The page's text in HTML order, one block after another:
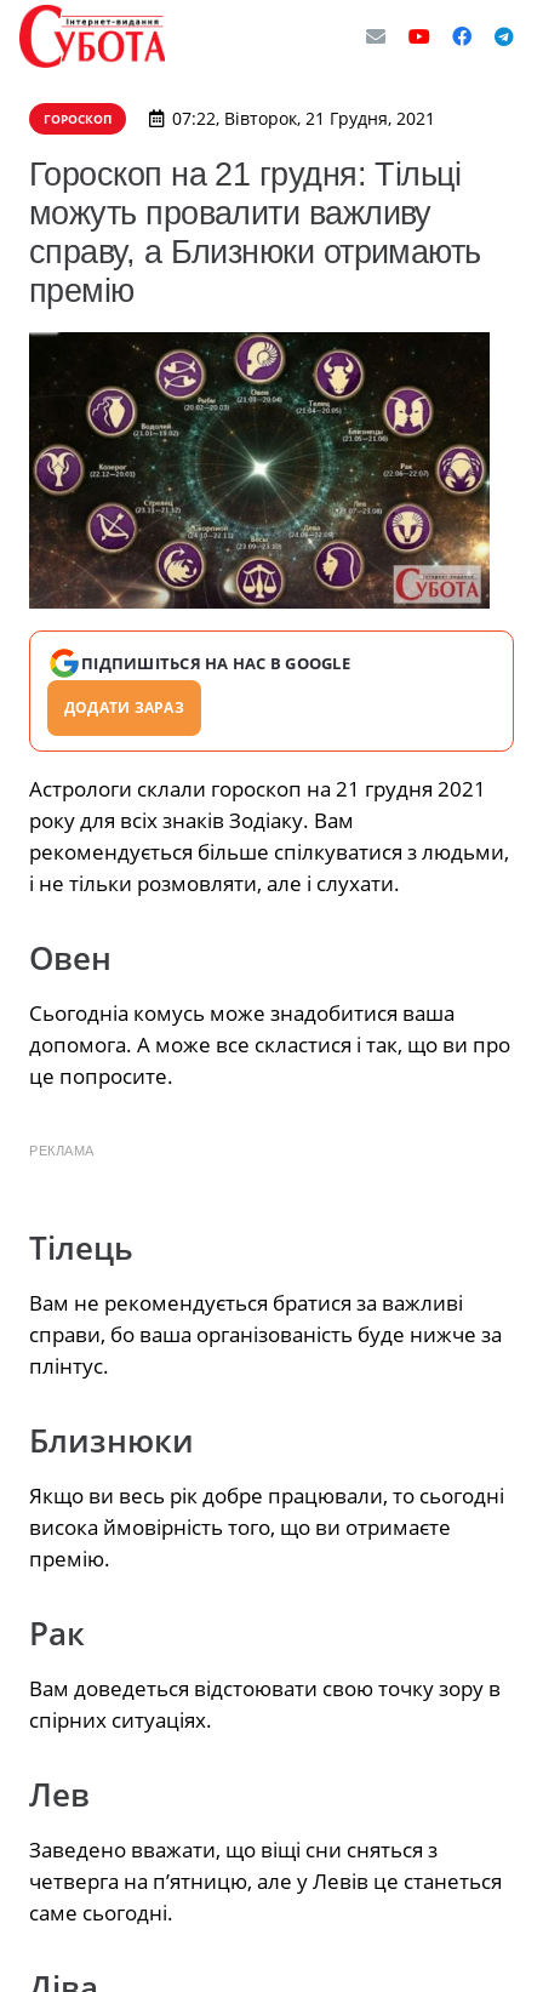
ГОРОСКОП 07:22, Вівторок, 21 Грудня, 2021
Гороскоп на 21 грудня: Тільці
можуть провалити важливу
справу, а Близнюки отримають
премію
ПІДПИШІТЬСЯ НА НАС В GOOGLE
ДОДАТИ ЗАРАЗ
Астрологи склали гороскоп на 21 грудня 2021
року для всіх знаків Зодіаку. Вам
рекомендується більше спілкуватися з людьми,
і не тільки розмовляти, але і слухати.
Овен
Сьогодніа комусь може знадобитися ваша
допомога. А може все скластися і так, що ви про
це попросите.
РЕКЛАМА
Тілець
Вам не рекомендується братися за важливі
справи, бо ваша організованість буде нижче за
плінтус.
Близнюки
Якщо ви весь рік добре працювали, то сьогодні
висока ймовірність того, що ви отримаєте
премію.
Рак
Вам доведеться відстоювати свою точку зору в
спірних ситуаціях.
Лев
Заведено вважати, що віщі сни сняться з
четверга на п’ятницю, але у Левів це станеться
саме сьогодні.